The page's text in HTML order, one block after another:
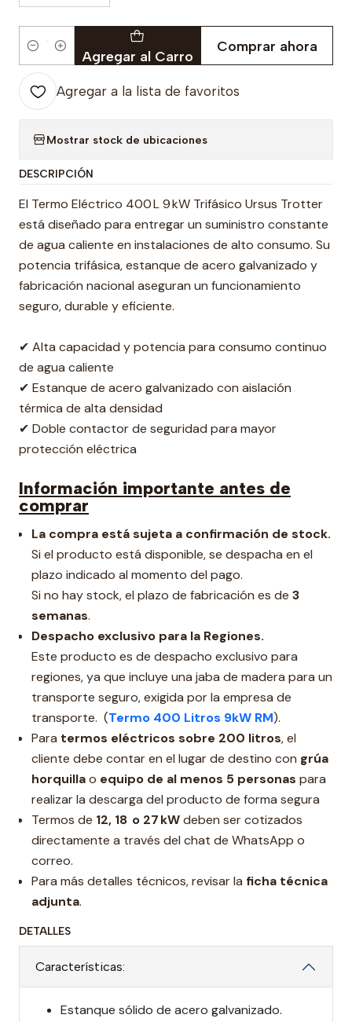
Cantidad Agregar al Carro
Comprar ahora
Agregar a la lista de favoritos
Mostrar stock de ubicaciones
DESCRIPCIÓN
El Termo Eléctrico 400 L 9 kW Trifásico Ursus Trotter
está diseñado para entregar un suministro constante
de agua caliente en instalaciones de alto consumo. Su
potencia trifásica, estanque de acero galvanizado y
fabricación nacional aseguran un funcionamiento
seguro, durable y eficiente.
✔ Alta capacidad y potencia para consumo continuo
de agua caliente
✔ Estanque de acero galvanizado con aislación
térmica de alta densidad
✔ Doble contactor de seguridad para mayor
protección eléctrica
Información importante antes de
comprar
La compra está sujeta a confirmación de stock.
Si el producto está disponible, se despacha en el
plazo indicado al momento del pago.
Si no hay stock, el plazo de fabricación es de 3
semanas.
Despacho exclusivo para la Regiones.
Este producto es de despacho exclusivo para
regiones, ya que incluye una jaba de madera para un
transporte seguro, exigida por la empresa de
transporte. (Termo 400 Litros 9kW RM).
Para termos eléctricos sobre 200 litros, el
cliente debe contar en el lugar de destino con grúa
horquillao equipo de al menos 5 personas para
realizar la descarga del producto de forma segura
Termos de 12, 18 o 27 kWdeben ser cotizados
directamente a través del chat de WhatsApp o
correo.
Para más detalles técnicos, revisar la ficha técnica
adjunta.
DETALLES
Características:
Estanque sólido de acero galvanizado.